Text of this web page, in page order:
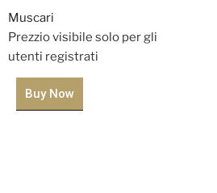
Muscari
Prezzio visibile solo per gli
utenti registrati
Buy Now